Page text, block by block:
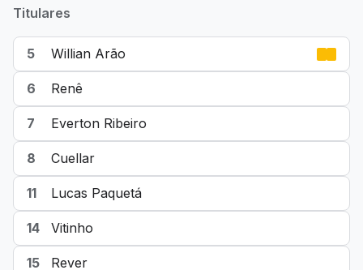
Titulares
5 Willian Arão
6 Renê
7 Everton Ribeiro
8 Cuellar
11 Lucas Paquetá
14 Vitinho
15 Rever